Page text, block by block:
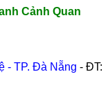
Cảnh Quan
- TP. Đà Nẵng - ĐT: